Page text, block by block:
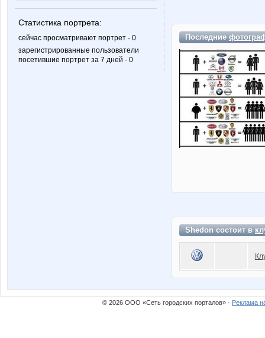
Статистика портрета:
сейчас просматривают портрет - 0
зарегистрированные пользователи
посетившие портрет за 7 дней - 0
Последние
Shedon состоит в
© 2026 ООО «Сеть городских порталов» · Реклама